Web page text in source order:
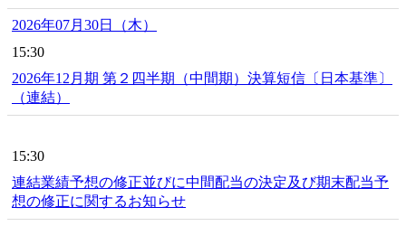
2026年07月30日（木）
15:30
2026年12月期 第２四半期（中間期）決算短信〔日本基準〕
（連結）
15:30
連結業績予想の修正並びに中間配当の決定及び期末配当予
想の修正に関するお知らせ